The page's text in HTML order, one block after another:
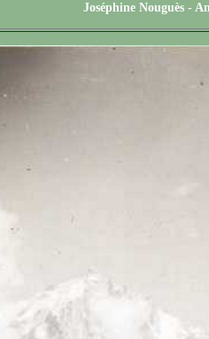
Joséphine Nouguès -